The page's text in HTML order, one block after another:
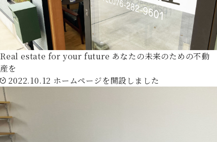
Real estate for your future あなたの未来のための不動
産を
2022.10.12 ホームページを開設しました